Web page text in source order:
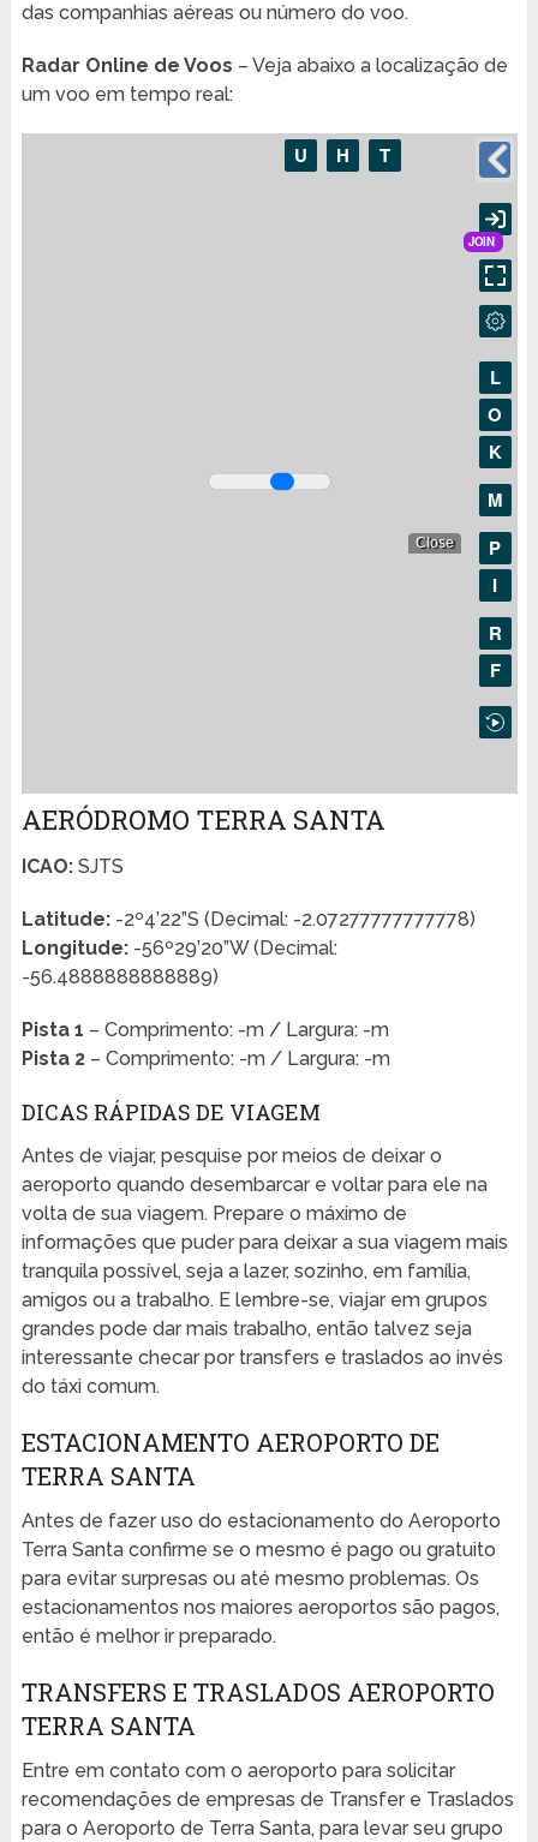
das companhias aéreas ou número do voo.
Radar Online de Voos – Veja abaixo a localização de
um voo em tempo real:
AERÓDROMO TERRA SANTA
ICAO:SJTS
Latitude:-2º4’22”S (Decimal: -2.07277777777778)
Longitude:-56º29’20”W (Decimal:
-56.4888888888889)
Pista 1 – Comprimento: -m / Largura: -m
Pista 2– Comprimento: -m / Largura: -m
DICAS RÁPIDAS DE VIAGEM
Antes de viajar, pesquise por meios de deixar o
aeroporto quando desembarcar e voltar para ele na
volta de sua viagem. Prepare o máximo de
informações que puder para deixar a sua viagem mais
tranquila possível, seja a lazer, sozinho, em família,
amigos ou a trabalho. E lembre-se, viajar em grupos
grandes pode dar mais trabalho, então talvez seja
interessante checar por transfers e traslados ao invés
do táxi comum.
ESTACIONAMENTO AEROPORTO DE
TERRA SANTA
Antes de fazer uso do estacionamento do Aeroporto
Terra Santa confirme se o mesmo é pago ou gratuito
para evitar surpresas ou até mesmo problemas. Os
estacionamentos nos maiores aeroportos são pagos,
então é melhor ir preparado.
TRANSFERS E TRASLADOS AEROPORTO
TERRA SANTA
Entre em contato com o aeroporto para solicitar
recomendações de empresas de Transfer e Traslados
para o Aeroporto de Terra Santa, para levar seu grupo